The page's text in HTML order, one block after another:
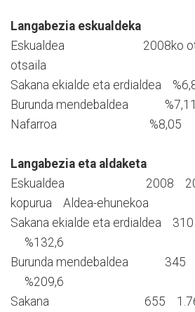
Langabezia eskualdeka
Eskualdea 2008ko
otsaila
Sakana ekialde eta erdialdea
Burunda mendebaldea
Nafarroa %8,05
Langabezia eta aldaketa
Eskualdea 2008
kopurua Aldea-ehunekoa
Sakana ekialde eta
%132,6
Burunda mendebaldea
%209,6
Sakana 655